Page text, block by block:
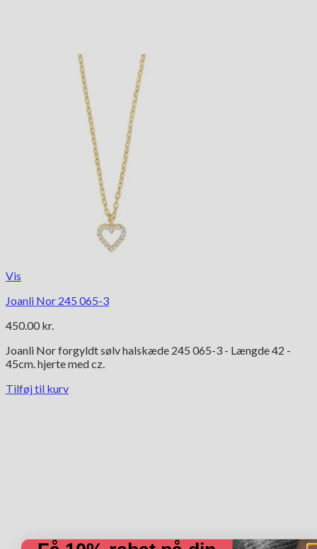
Vis
Joanli Nor 245 065-3
450.00 kr.
Joanli Nor forgyldt sølv halskæde 245 065-3 - Længde 42 -
45cm. hjerte med cz.
Tilføj til kurv